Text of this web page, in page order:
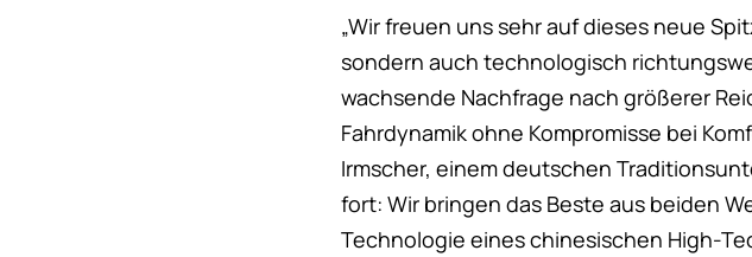
„Wir freuen uns sehr auf dieses neue
sondern auch technologisch
wachsende Nachfrage nach größerer
Fahrdynamik ohne Kompromisse bei
Irmscher, einem deutschen
fort: Wir bringen das Beste aus beiden
Technologie eines chinesischen High-